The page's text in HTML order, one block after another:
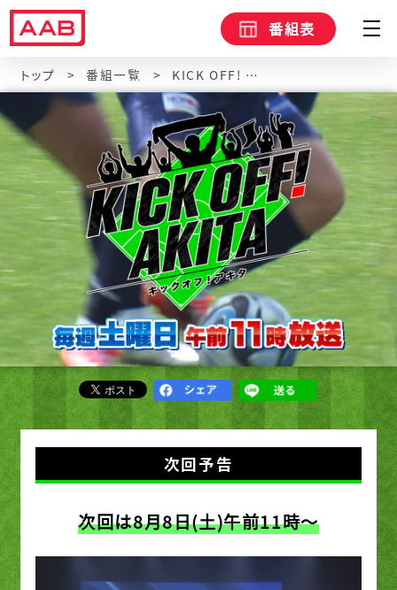
番組表
トップ 番組一覧 KICK OFF! AKITA
次回予告
次回は8月8日(土)午前11時〜